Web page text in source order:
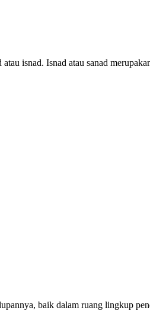
isnad. Isnad atau sanad
baik dalam ruang lingkup